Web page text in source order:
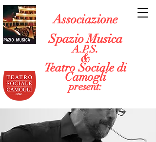
Associazione
Spazio Musica
A.P.S.
&
Teatro Sociale di
Camogli
present: